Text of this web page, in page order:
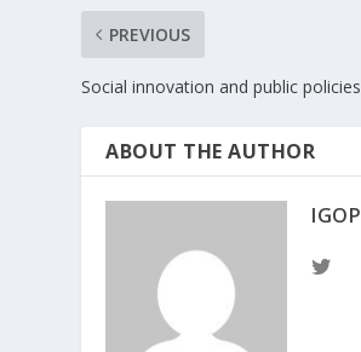
PREVIOUS
Social innovation and public policies
ABOUT THE AUTHOR
IGOP